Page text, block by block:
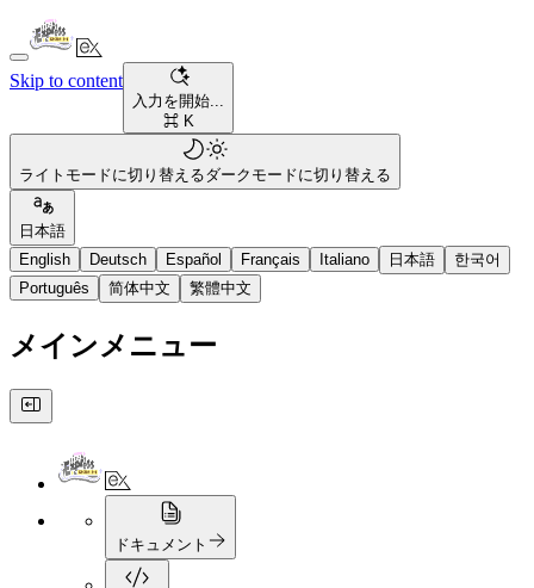
Skip to content
入力を開始...
⌘ K
ライトモードに切り替えるダークモードに切り替える
日本語
English
Deutsch Español Français Italiano 日本語
한국어
Português
简体中文 繁體中文
メインメニュー
ドキュメント